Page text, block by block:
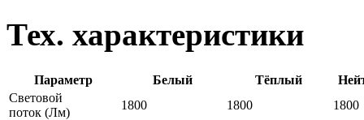
Тех. характеристики
Параметр Белый Тёплый
Световой
поток (Лм)
1800 1800
1800